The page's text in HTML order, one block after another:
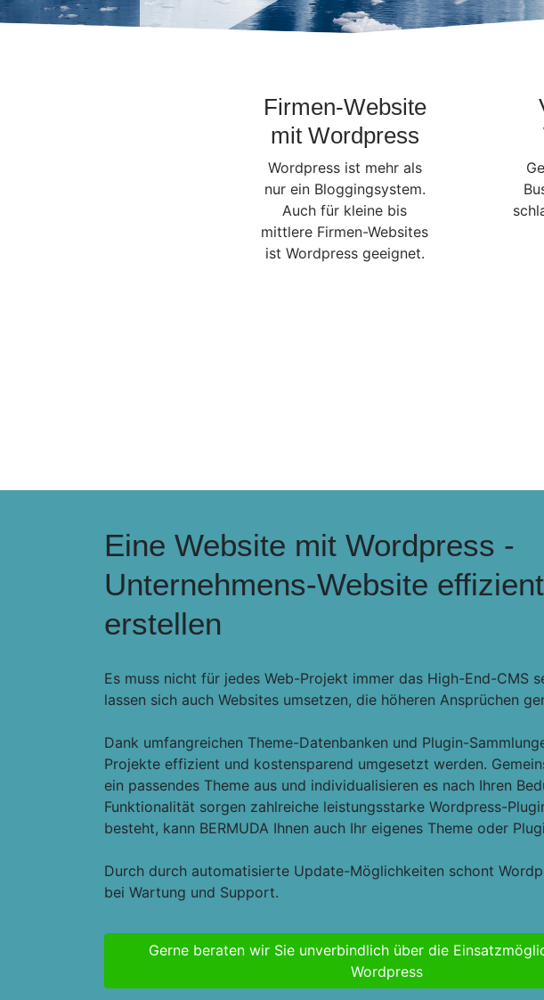
Firmen-Website
mit Wordpress
Wordpress ist mehr als
nur ein Bloggingsystem.
Auch für kleine bis
mittlere Firmen-Websites
ist Wordpress geeignet.
Eine Website mit Wordpress -
Unternehmens-Website effizient
erstellen
Es muss nicht für jedes Web-Projekt immer das High-End-CMS
lassen sich auch Websites umsetzen, die höheren Ansprüchen
Dank umfangreichen Theme-Datenbanken und Plugin-
Projekte effizient und kostensparend umgesetzt werden.
ein passendes Theme aus und individualisieren es nach Ihren
Funktionalität sorgen zahlreiche leistungsstarke Wordpress-
besteht, kann BERMUDA Ihnen auch Ihr eigenes Theme oder
Durch durch automatisierte Update-Möglichkeiten schont
bei Wartung und Support.
Gerne beraten wir Sie unverbindlich über die
Wordpress